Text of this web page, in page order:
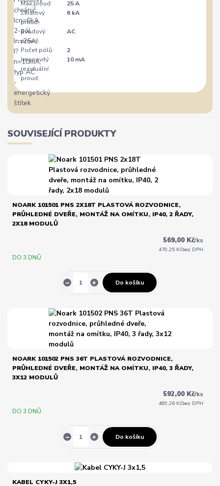
Max.proud:
25 A
Zkratový
proud:
6 kA
Svodový
proud:
AC
Počet pólů:
2
Jmenovitý
reziduální
proud:
10 mA
SOUVISEJÍCÍ PRODUKTY
NOARK 101501 PNS 2X18T PLASTOVÁ ROZVODNICE,
PRŮHLEDNÉ DVEŘE, MONTÁŽ NA OMÍTKU, IP40, 2 ŘADY,
2X18 MODULŮ
569,00 Kč/ks
470,25 Kčbez DPH
DO 3 DNŮ
Do košíku
NOARK 101502 PNS 36T PLASTOVÁ ROZVODNICE,
PRŮHLEDNÉ DVEŘE, MONTÁŽ NA OMÍTKU, IP40, 3 ŘADY,
3X12 MODULŮ
592,00 Kč/ks
489,26 Kčbez DPH
DO 3 DNŮ
Do košíku
KABEL CYKY-J 3X1,5